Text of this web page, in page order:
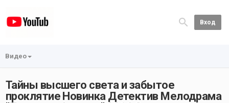
Вход
Видео
Тайны высшего света и забытое
проклятие Новинка Детектив Мелодрама